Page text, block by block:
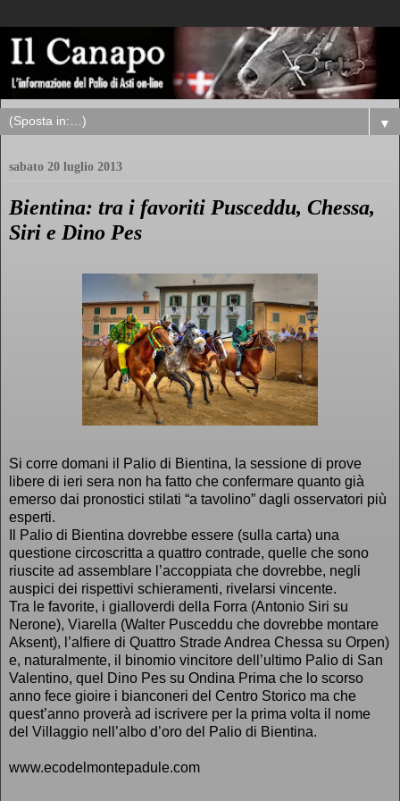
▼
sabato 20 luglio 2013
Bientina: tra i favoriti Pusceddu, Chessa,
Siri e Dino Pes
Si corre domani il Palio di Bientina, la sessione di prove
libere di ieri sera non ha fatto che confermare quanto già
emerso dai pronostici stilati “a tavolino” dagli osservatori più
esperti.
Il Palio di Bientina dovrebbe essere (sulla carta) una
questione circoscritta a quattro contrade, quelle che sono
riuscite ad assemblare l’accoppiata che dovrebbe, negli
auspici dei rispettivi schieramenti, rivelarsi vincente.
Tra le favorite, i gialloverdi della Forra (Antonio Siri su
Nerone), Viarella (Walter Pusceddu che dovrebbe montare
Aksent), l’alfiere di Quattro Strade Andrea Chessa su Orpen)
e, naturalmente, il binomio vincitore dell’ultimo Palio di San
Valentino, quel Dino Pes su Ondina Prima che lo scorso
anno fece gioire i bianconeri del Centro Storico ma che
quest’anno proverà ad iscrivere per la prima volta il nome
del Villaggio nell’albo d’oro del Palio di Bientina.
www.ecodelmontepadule.com